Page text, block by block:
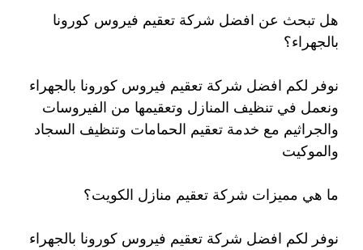
هل تبحث عن افضل شركة تعقيم فيروس كورونا
بالجهراء؟
نوفر لكم افضل شركة تعقيم فيروس كورونا بالجهراء
ونعمل في تنظيف المنازل وتعقيمها من الفيروسات
والجراثيم مع خدمة تعقيم الحمامات وتنظيف السجاد
والموكيت
ما هي مميزات شركة تعقيم منازل الكويت؟
نوفر لكم افضل شركة تعقيم فيروس كورونا بالجهراء